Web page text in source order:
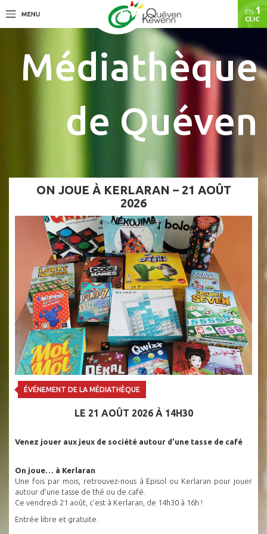
Médiathèque
de Quéven
ON JOUE À KERLARAN – 21 AOÛT
2026
ÉVÉNEMENT DE LA MÉDIATHÈQUE
LE 21 AOÛT 2026 À 14H30
Venez jouer aux jeux de société autour d’une tasse de café
On joue… à Kerlaran
Une fois par mois, retrouvez-nous à Episol ou Kerlaran pour jouer
autour d’une tasse de thé ou de café.
Ce vendredi 21 août, c’est à Kerlaran, de 14h30 à 16h !
Entrée libre et gratuite.